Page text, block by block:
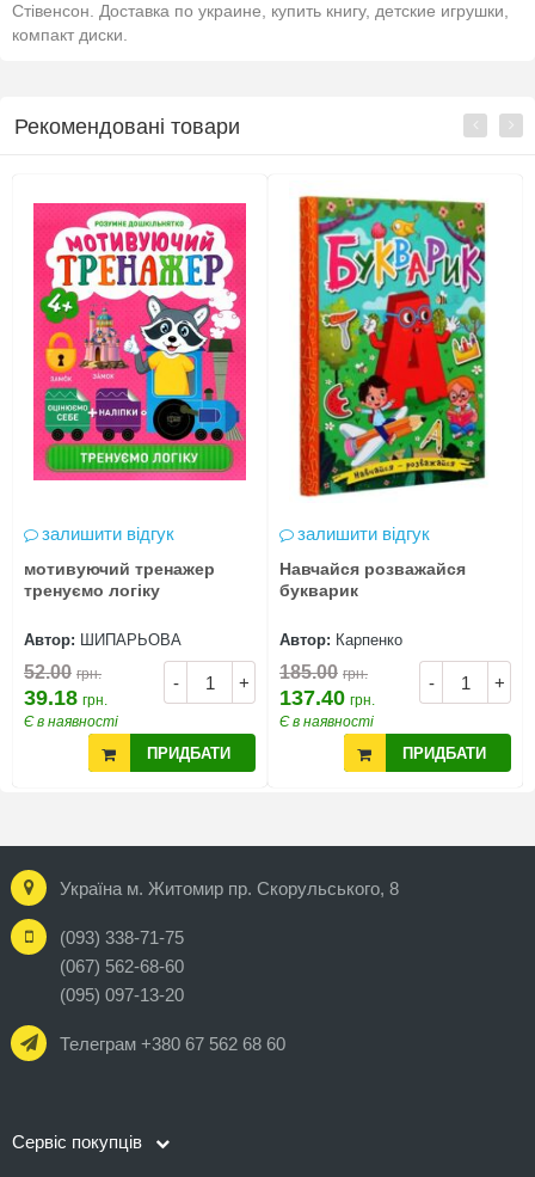
Стівенсон. Доставка по украине, купить книгу, детские игрушки,
компакт диски.
Рекомендовані товари
залишити відгук
мотивуючий тренажер
тренуємо логіку
Автор: ШИПАРЬОВА
- +
52.00 грн.
39.18 грн.
Є в наявності
ПРИДБАТИ
залишити відгук
Навчайся розважайся
букварик
Автор: Карпенко
- +
185.00 грн.
137.40 грн.
Є в наявності
ПРИДБАТИ
Україна м. Житомир пр. Скорульського, 8
(093) 338-71-75
(067) 562-68-60
(095) 097-13-20
Телеграм +380 67 562 68 60
Сервіс покупців